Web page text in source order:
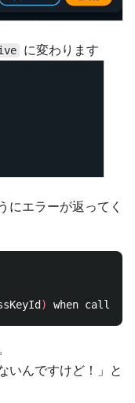
に変わります
にエラーが返ってく
) when calling
いんですけど！」と